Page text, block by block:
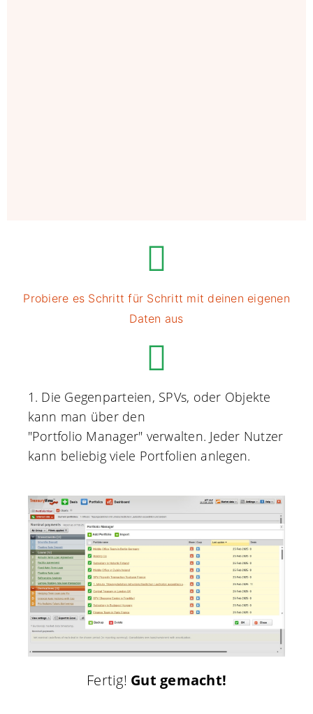
Probiere es Schritt für Schritt mit deinen eigenen
Daten aus
1. Die Gegenparteien, SPVs, oder Objekte
kann man über den
"Portfolio Manager" verwalten. Jeder Nutzer
kann beliebig viele Portfolien anlegen.
Fertig! Gut gemacht!